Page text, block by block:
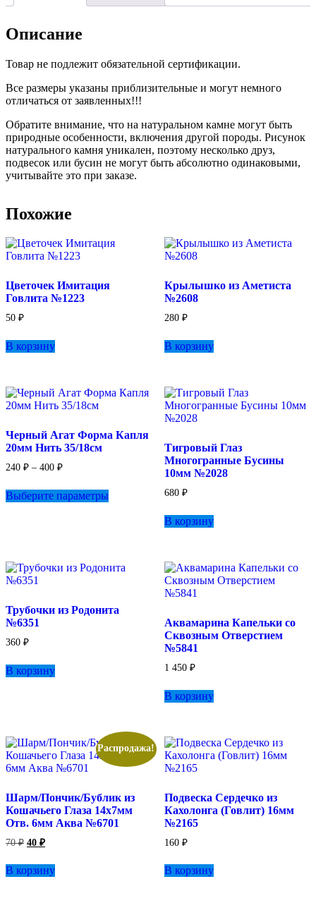
Описание
Товар не подлежит обязательной сертификации.
Все размеры указаны приблизительные и могут немного
отличаться от заявленных!!!
Обратите внимание, что на натуральном камне могут быть
природные особенности, включения другой породы. Рисунок
натурального камня уникален, поэтому несколько друз,
подвесок или бусин не могут быть абсолютно одинаковыми,
учитывайте это при заказе.
Похожие
Цветочек Имитация
Говлита №1223
50 ₽
В корзину
Крылышко из Аметиста
№2608
280 ₽
В корзину
Черный Агат Форма Капля
20мм Нить 35/18см
240 ₽ – 400 ₽Диапазон
240 ₽
–
Выберите параметры
выбрать
товара.
Тигровый Глаз
Многогранные Бусины
10мм №2028
680 ₽
В корзину
Трубочки из Родонита
№6351
360 ₽
В корзину
Аквамарина Капельки со
Сквозным Отверстием
№5841
1 450 ₽
В корзину
Распродажа!
Шарм/Пончик/Бублик из
Кошачьего Глаза 14х7мм
Отв. 6мм Аква №6701
70₽ Первоначальная
цена
составляла
70 ₽.
40 ₽Текущая
цена:
40 ₽.
В корзину
Подвеска Сердечко из
Кахолонга (Говлит) 16мм
№2165
160 ₽
В корзину